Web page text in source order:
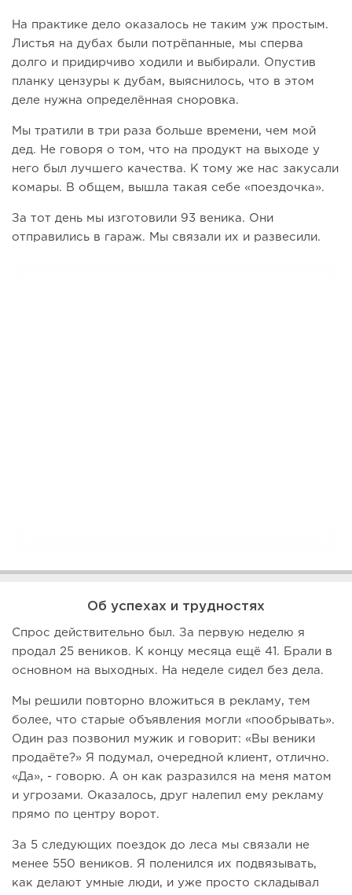
На практике дело оказалось не таким уж простым.
Листья на дубах были потрёпанные, мы сперва
долго и придирчиво ходили и выбирали. Опустив
планку цензуры к дубам, выяснилось, что в этом
деле нужна определённая сноровка.
Мы тратили в три раза больше времени, чем мой
дед. Не говоря о том, что на продукт на выходе у
него был лучшего качества. К тому же нас закусали
комары. В общем, вышла такая себе «поездочка».
За тот день мы изготовили 93 веника. Они
отправились в гараж. Мы связали их и развесили.
Об успехах и трудностях
Спрос действительно был. За первую неделю я
продал 25 веников. К концу месяца ещё 41. Брали в
основном на выходных. На неделе сидел без дела.
Мы решили повторно вложиться в рекламу, тем
более, что старые объявления могли «пообрывать».
Один раз позвонил мужик и говорит: «Вы веники
продаёте?» Я подумал, очередной клиент, отлично.
«Да», - говорю. А он как разразился на меня матом
и угрозами. Оказалось, друг налепил ему рекламу
прямо по центру ворот.
За 5 следующих поездок до леса мы связали не
менее 550 веников. Я поленился их подвязывать,
как делают умные люди, и уже просто складывал